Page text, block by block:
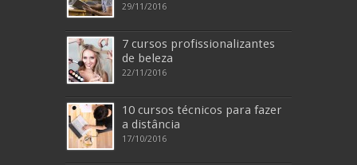
29/11/2016
7 cursos profissionalizantes
de beleza
22/11/2016
10 cursos técnicos para fazer
a distância
17/10/2016